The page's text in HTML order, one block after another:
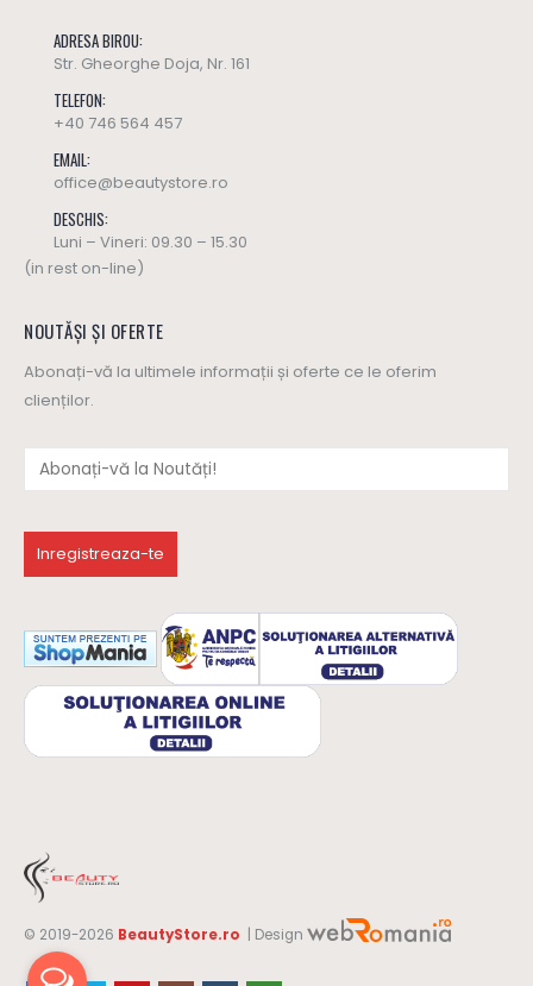
ADRESA BIROU:
Str. Gheorghe Doja, Nr. 161
TELEFON:
+40 746 564 457
EMAIL:
office@beautystore.ro
DESCHIS:
Luni – Vineri: 09.30 – 15.30
(in rest on-line)
NOUTĂȘI ȘI OFERTE
Abonați-vă la ultimele informații și oferte ce le oferim
clienților.
© 2019-2026 BeautyStore.ro | Design